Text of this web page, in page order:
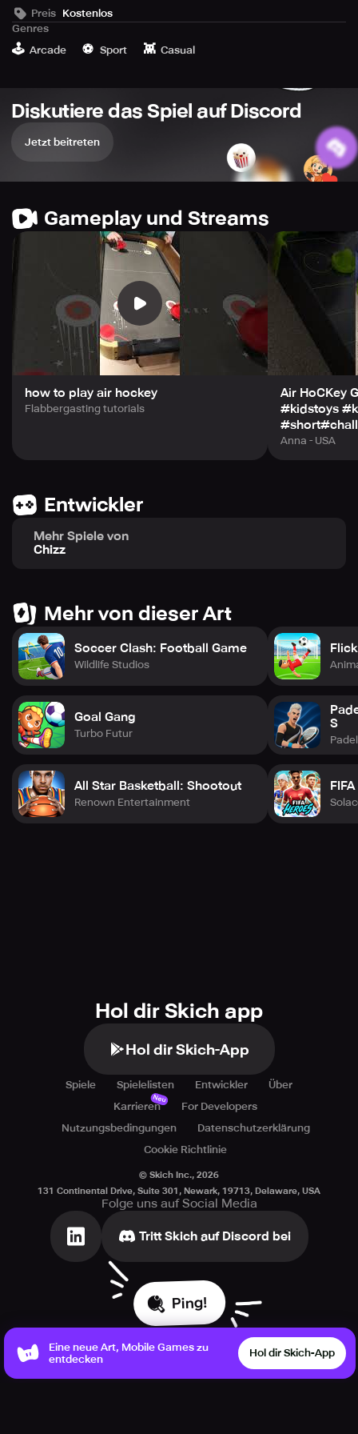
Preis Kostenlos
Genres
🕹️ Arcade ⚽️ Sport 👾 Casual
Diskutiere das Spiel auf Discord
Jetzt beitreten
Gameplay und Streams
how to play air hockey
Flabbergasting tutorials
Air HoCKey
#kidstoys
Anna - USA
Entwickler
Mehr Spiele von
Chizz
Mehr von dieser Art
Soccer Clash: Football Game
Wildlife Studios
Goal Gang
Turbo Futur
All Star Basketball: Shootout
Renown Entertainment
S
Hol dir Skich app
Hol dir Skich-App
Spiele Spielelisten Entwickler
Über
Karrieren
Neu
For Developers
Nutzungsbedingungen
Datenschutzerklärung
Cookie Richtlinie
© Skich Inc., 2026
131 Continental Drive, Suite 301, Newark, 19713, Delaware, USA
Folge uns auf Social Media
Tritt Skich auf Discord bei
Ping!
Eine neue Art, Mobile Games zu
entdecken
Hol dir Skich-App